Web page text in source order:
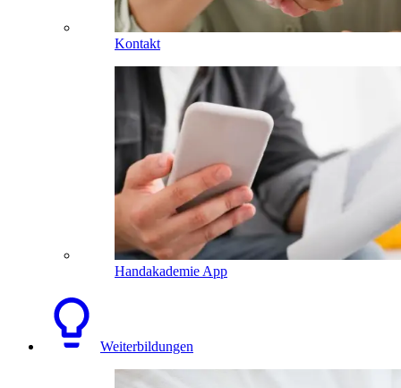
Kontakt
Handakademie App
Weiterbildungen